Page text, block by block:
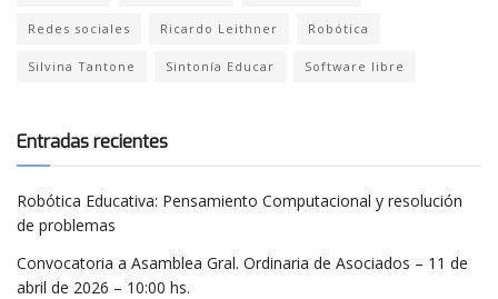
Redes sociales Ricardo Leithner Robótica
Silvina Tantone Sintonía Educar Software libre
Entradas recientes
Robótica Educativa: Pensamiento Computacional y resolución
de problemas
Convocatoria a Asamblea Gral. Ordinaria de Asociados – 11 de
abril de 2026 – 10:00 hs.